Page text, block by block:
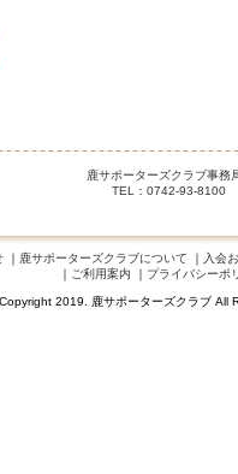
鹿サポーターズクラブ事
TEL：0742-93-
｜ 鹿サポーターズクラブについて ｜ 入会
｜ ご利用案内 ｜ プライバシーポ
Copyright 2019. 鹿サポーターズクラブ All